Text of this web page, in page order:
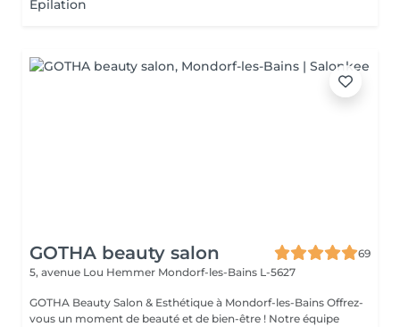
Épilation
GOTHA beauty salon
69
5, avenue Lou Hemmer Mondorf-les-Bains L-5627
GOTHA Beauty Salon & Esthétique à Mondorf-les-Bains Offrez-
vous un moment de beauté et de bien-être ! Notre équipe